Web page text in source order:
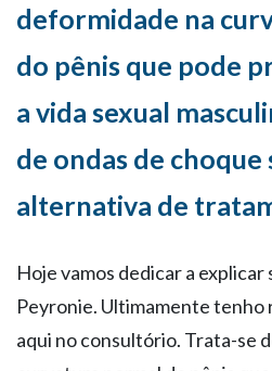
deformidade na
do pênis que pode
a vida sexual
de ondas de choque
alternativa de
Hoje vamos dedicar a explicar
Peyronie. Ultimamente tenho
aqui no consultório. Trata-se